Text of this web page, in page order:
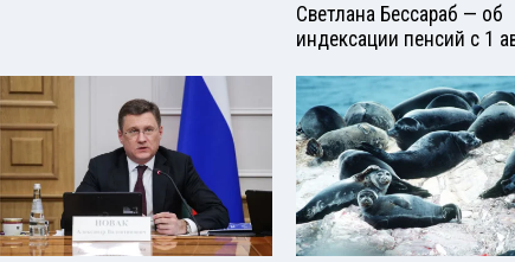
Светлана Бессараб — об
индексации пенсий с 1